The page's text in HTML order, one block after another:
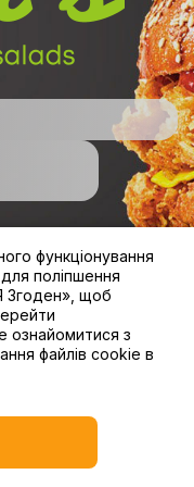
by DotsPlatform
функціонування
поліпшення
Згоден», щоб
ознайомитися з
файлів cookie в